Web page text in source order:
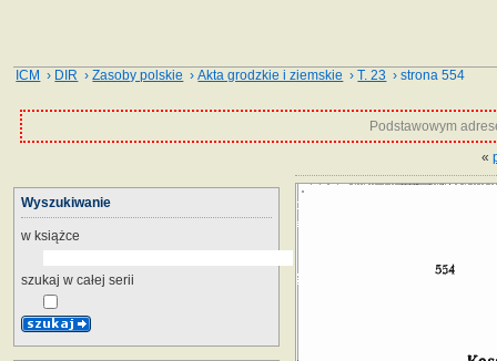
ICM › DIR ›Zasoby polskie ›Akta grodzkie i ziemskie ›T. 23 › strona 554
Podstawowym
«
Wyszukiwanie
w książce
szukaj w całej serii